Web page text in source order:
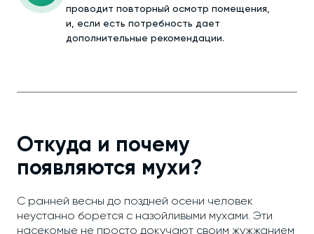
проводит повторный осмотр помещения,
и, если есть потребность дает
дополнительные рекомендации.
Откуда и почему
появляются мухи?
С ранней весны до поздней осени человек
неустанно борется с назойливыми мухами. Эти
насекомые не просто докучают своим жужжанием